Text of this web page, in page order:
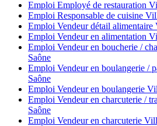
Emploi Employé de restauration
Emploi Responsable de cuisine
Emploi Vendeur détail alimentaire
Emploi Vendeur en alimentation
Emploi Vendeur en boucherie /
Saône
Emploi Vendeur en boulangerie /
Saône
Emploi Vendeur en boulangerie
Emploi Vendeur en charcuterie /
Saône
Emploi Vendeur en charcuterie